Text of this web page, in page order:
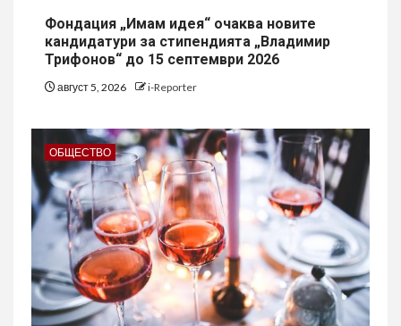
Фондация „Имам идея“ очаква новите
кандидатури за стипендията „Владимир
Трифонов“ до 15 септември 2026
август 5, 2026 i-Reporter
ОБЩЕСТВО